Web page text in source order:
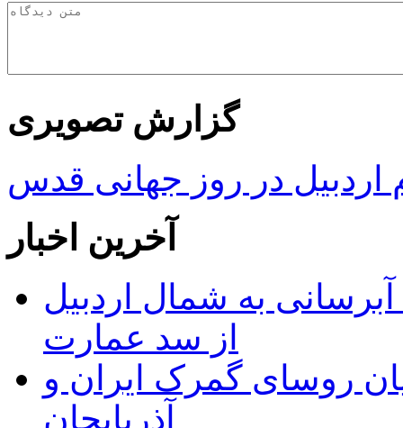
گزارش تصویری
در روز جهانی قدس
آخرین اخبار
ماده ۲۳ طرح آبرسانی به شمال اردبیل
از سد عمارت
روسای گمرک ایران و
آذربایجان